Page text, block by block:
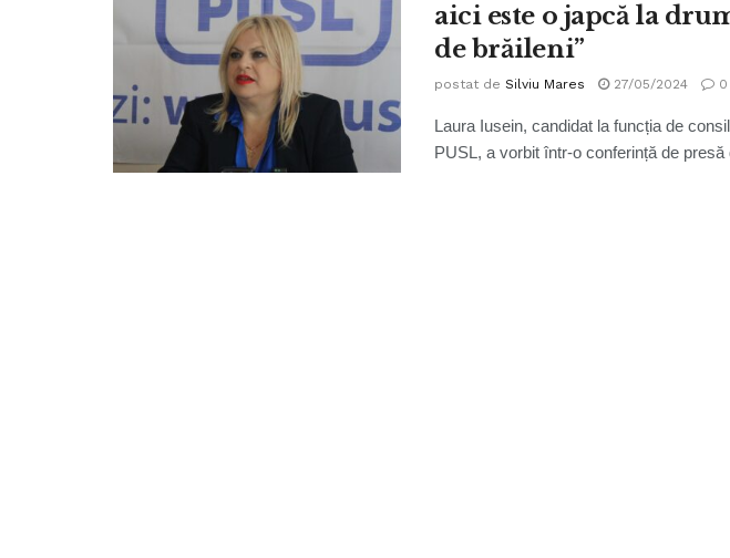
aici este o japcă la
de brăileni”
postat de Silviu Mares 27/05/2024 0
Laura Iusein, candidat la funcția de
PUSL, a vorbit într-o conferință de presă